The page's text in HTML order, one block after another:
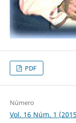
PDF
Número
Vol. 16 Núm. 1